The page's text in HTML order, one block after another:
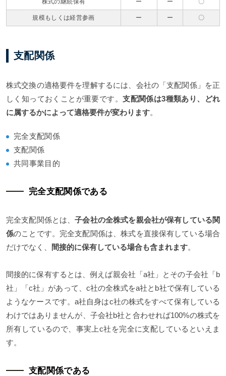
株式の継続保有 ー ー 〇
規模もしくは経営参画 ー ー 〇
支配関係
株式交換の適格要件を理解するには、会社の「支配関係」を正
しく知っておくことが重要です。支配関係は3種類あり、どれ
に属するかによって適格要件が変わります。
完全支配関係
支配関係
共同事業目的
完全支配関係である
完全支配関係とは、子会社の全株式を親会社が保有している関
係のことです。完全支配関係は、株式を直接保有している場合
だけでなく、
間接的に保有している場合も含まれます。
間接的に保有するとは、例えば親会社「a社」とその子会社「b
社」「c社」があって、c社の全株式をa社とb社で保有している
ようなケースです。a社自身はc社の株式をすべて保有している
わけではありませんが、子会社b社と合わせれば100%の株式を
所有しているので、事実上c社を完全に支配しているといえま
す。
支配関係である